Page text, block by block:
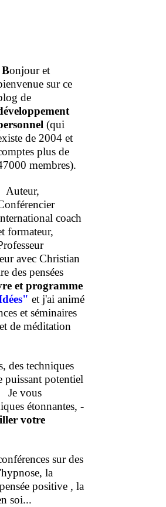
Bonjour et
sur ce
de
(qui
de 2004 et
plus de
membres).
Auteur,
coach
formateur,
avec Christian
des pensées
et programme
et j'ai animé
et séminaires
de méditation
des techniques
puissant potentiel
Je vous
étonnantes, -
votre
sur des
la
positive , la
soi...